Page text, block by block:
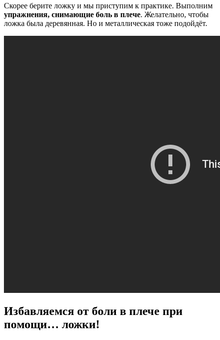
Скорее берите ложку и мы приступим к практике. Выполним
упражнения, снимающие боль в плече. Желательно, чтобы
ложка была деревянная. Но и металлическая тоже подойдёт.
Избавляемся от боли в плече при
помощи… ложки!